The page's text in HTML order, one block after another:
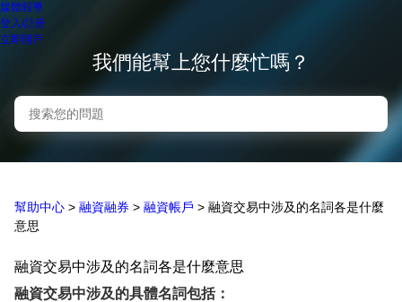
媒體報導
登入/註冊
立即開戶
我們能幫上您什麼忙嗎？
幫助中心 > 融資融券 > 融資帳戶 > 融資交易中涉及的名詞各是什麼
意思
融資交易中涉及的名詞各是什麼意思
融資交易中涉及的具體名詞包括：